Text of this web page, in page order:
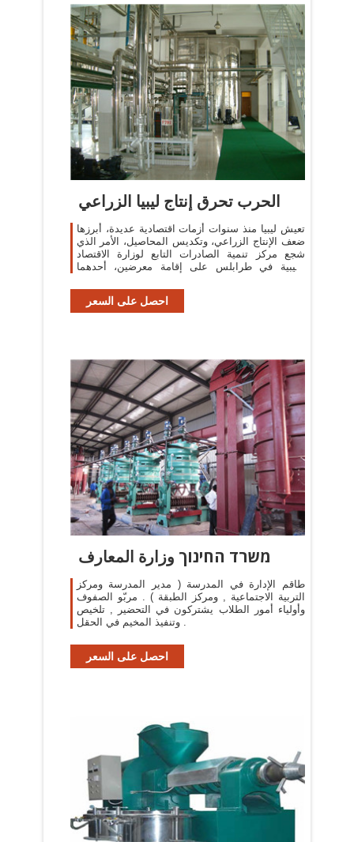
الحرب تحرق إنتاج ليبيا الزراعي
تعيش ليبيا منذ سنوات أزمات اقتصادية عديدة، أبرزها
ضعف الإنتاج الزراعي، وتكديس المحاصيل، الأمر الذي
شجع مركز تنمية الصادرات التابع لوزارة الاقتصاد
الليبية في طرابلس على إقامة معرضين، أحدهما
احصل على السعر
משרד החינוך وزارة المعارف
طاقم الإدارة في المدرسة ( مدير المدرسة ومركز
التربية الاجتماعية , ومركز الطبقة ) . مربّو الصفوف
وأولياء أمور الطلاب يشتركون في التحضير , تلخيص
وتنفيذ المخيم في الحقل .
احصل على السعر